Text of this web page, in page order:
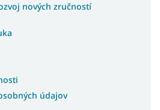
nových zručností
údajov